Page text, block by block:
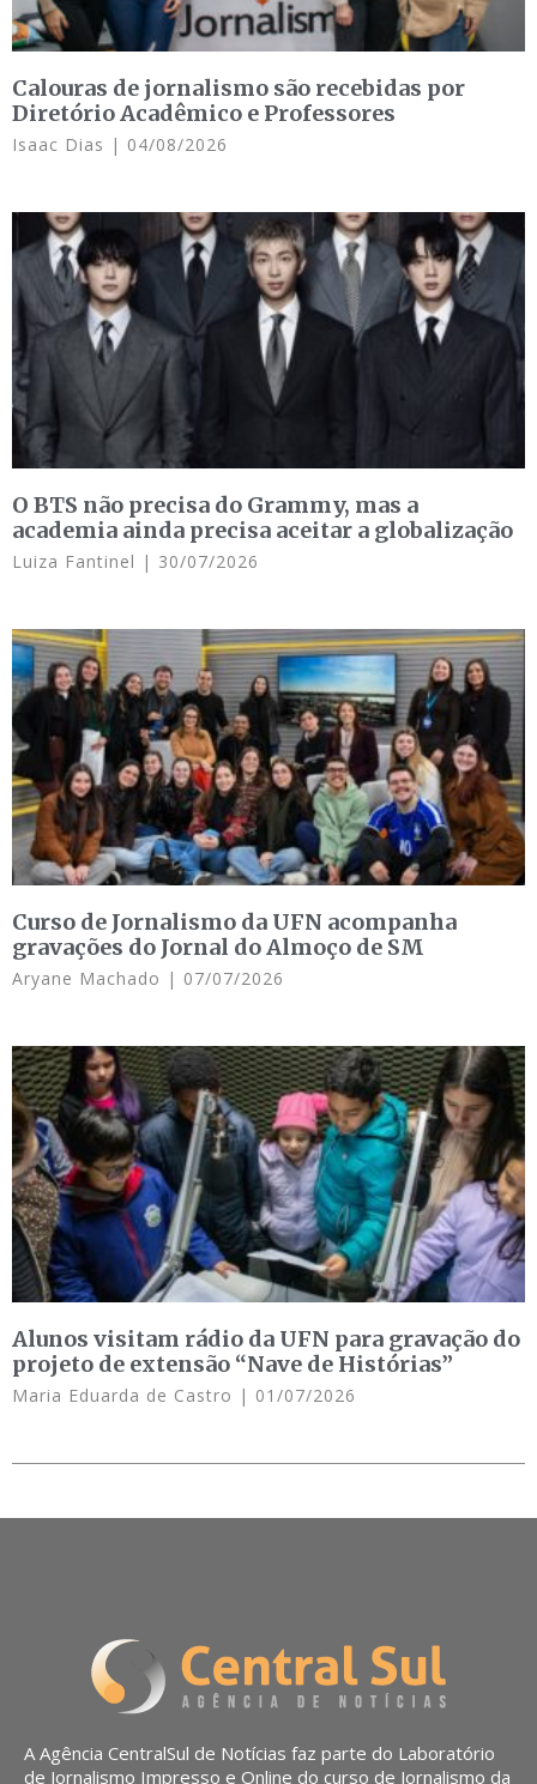
Calouras de jornalismo são recebidas por
Diretório Acadêmico e Professores
Isaac Dias 04/08/2026
O BTS não precisa do Grammy, mas a
academia ainda precisa aceitar a globalização
Luiza Fantinel 30/07/2026
Curso de Jornalismo da UFN acompanha
gravações do Jornal do Almoço de SM
Aryane Machado 07/07/2026
Alunos visitam rádio da UFN para gravação do
projeto de extensão “Nave de Histórias”
Maria Eduarda de Castro 01/07/2026
A Agência CentralSul de Notícias faz parte do Laboratório
de Jornalismo Impresso e Online do curso de Jornalismo da